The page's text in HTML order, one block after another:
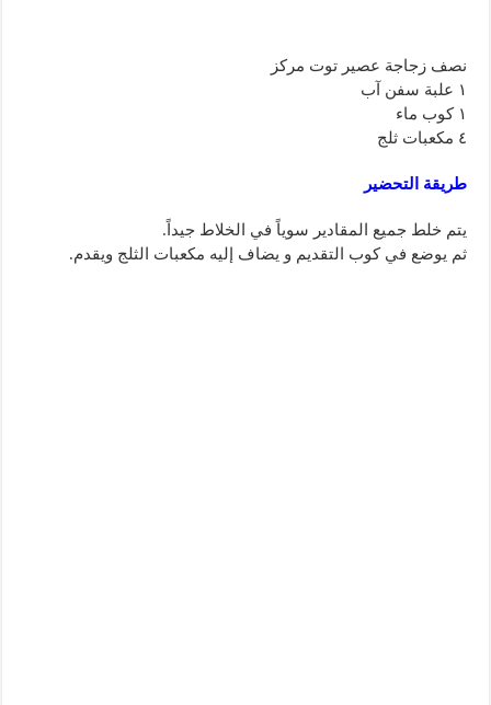
نصف زجاجة عصير توت مركز
١ علبة سفن آب
١ كوب ماء
٤ مكعبات ثلج
طريقة التحضير
يتم خلط جميع المقادير سوياً في الخلاط جيداً.
ثم يوضع في كوب التقديم و يضاف إليه مكعبات الثلج ويقدم.